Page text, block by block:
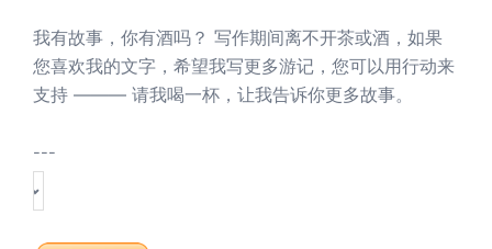
我有故事，你有酒吗？ 写作期间离不开茶或酒，如果
您喜欢我的文字，希望我写更多游记，您可以用行动来
支持 ——— 请我喝一杯，让我告诉你更多故事。
---